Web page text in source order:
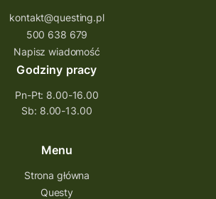
kontakt@questing.pl
500 638 679
Napisz wiadomość
Godziny pracy
Pn-Pt: 8.00-16.00
Sb: 8.00-13.00
Menu
Strona główna
Questy